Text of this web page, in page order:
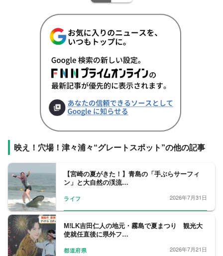
映え！穴場！津々浦々“グレートスポット”の他の記事
【宮崎の夏がきた！】青島の「手ぶらサーフィ
ン」と大自然の渓流…
ライフ 2026年7月31日
M!LK吉田仁人の地元・霧島で夏まつり 観光大
使就任直後に県外フ…
都道府県 2026年7月21日